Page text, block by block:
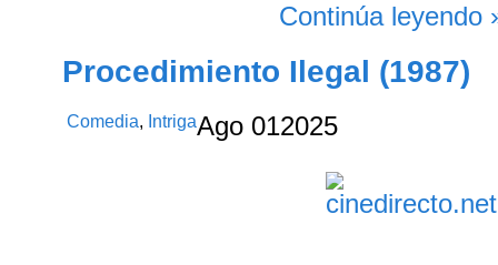
Continúa leyendo
Procedimiento Ilegal (1987)
Comedia, IntrigaAgo 012025